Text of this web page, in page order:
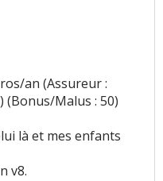
an (Assureur :
(Bonus/Malus : 50)
là et mes enfants
v8.